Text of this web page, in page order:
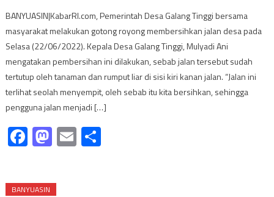
BANYUASIN|KabarRI.com, Pemerintah Desa Galang Tinggi bersama
masyarakat melakukan gotong royong membersihkan jalan desa pada
Selasa (22/06/2022). Kepala Desa Galang Tinggi, Mulyadi Ani
mengatakan pembersihan ini dilakukan, sebab jalan tersebut sudah
tertutup oleh tanaman dan rumput liar di sisi kiri kanan jalan. “Jalan ini
terlihat seolah menyempit, oleh sebab itu kita bersihkan, sehingga
pengguna jalan menjadi […]
Facebook
Mastodon
Email
BANYUASIN